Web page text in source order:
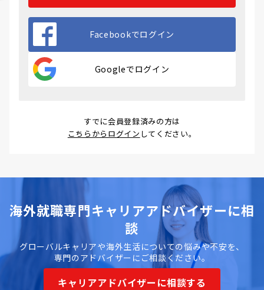
Facebookでログイン
Googleでログイン
すでに会員登録済みの方は
こちらからログイン してください。
海外就職専門キャリアアドバイザーに相
談
グローバルキャリアや海外生活についての悩みや不安を、
専門のアドバイザーにご相談ください。
キャリアアドバイザーに相談する